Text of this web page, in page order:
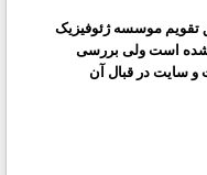
تقویم موسسه ژئوفیزیک
شده است ولی بررسی
و سایت در قبال آن